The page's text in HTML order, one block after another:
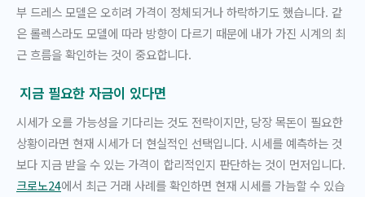
부 드레스 모델은 오히려 가격이 정체되거나 하락하기도 했습니다. 같
은 롤렉스라도 모델에 따라 방향이 다르기 때문에 내가 가진 시계의 최
근 흐름을 확인하는 것이 중요합니다.
지금 필요한 자금이 있다면
시세가 오를 가능성을 기다리는 것도 전략이지만, 당장 목돈이 필요한
상황이라면 현재 시세가 더 현실적인 선택입니다. 시세를 예측하는 것
보다 지금 받을 수 있는 가격이 합리적인지 판단하는 것이 먼저입니다.
크로노24에서 최근 거래 사례를 확인하면 현재 시세를 가늠할 수 있습